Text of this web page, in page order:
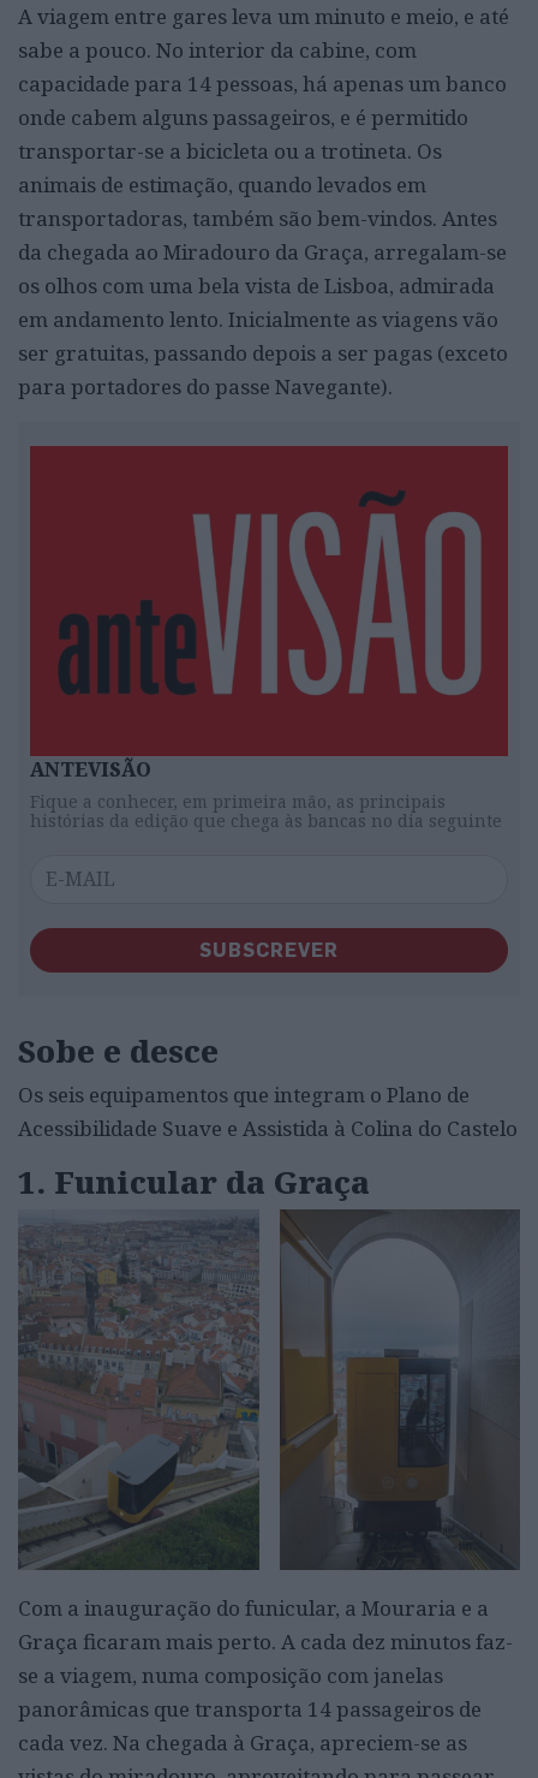
A viagem entre gares leva um minuto e meio, e até
sabe a pouco. No interior da cabine, com
capacidade para 14 pessoas, há apenas um banco
onde cabem alguns passageiros, e é permitido
transportar-se a bicicleta ou a trotineta. Os
animais de estimação, quando levados em
transportadoras, também são bem-vindos. Antes
da chegada ao Miradouro da Graça, arregalam-se
os olhos com uma bela vista de Lisboa, admirada
em andamento lento. Inicialmente as viagens vão
ser gratuitas, passando depois a ser pagas (exceto
para portadores do passe Navegante).
ANTEVISÃO
Fique a conhecer, em primeira mão, as principais
histórias da edição que chega às bancas no dia seguinte
SUBSCREVER
Sobe e desce
Os seis equipamentos que integram o Plano de
Acessibilidade Suave e Assistida à Colina do Castelo
1. Funicular da Graça
Com a inauguração do funicular, a Mouraria e a
Graça ficaram mais perto. A cada dez minutos faz-
se a viagem, numa composição com janelas
panorâmicas que transporta 14 passageiros de
cada vez. Na chegada à Graça, apreciem-se as